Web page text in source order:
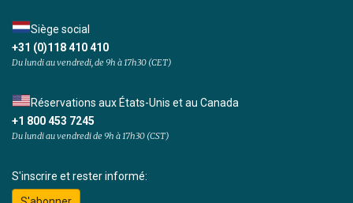
Siège social
+31 (0)118 410 410
Du lundi au vendredi, de 9h à 17h30 (CET)
Réservations aux États-Unis et au Canada
+1 800 453 7245
Du lundi au vendredi de 9h à 17h30 (CST)
S'inscrire et rester informé: